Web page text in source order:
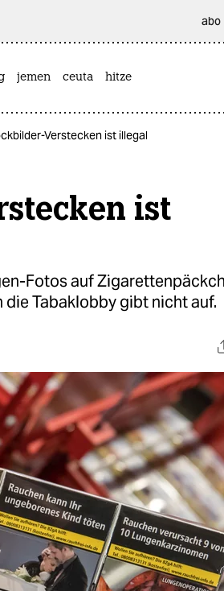
abo
jemen ceuta hitze
Verstecken ist illegal
ist
Fotos auf
die Tabaklobby gibt nicht auf.